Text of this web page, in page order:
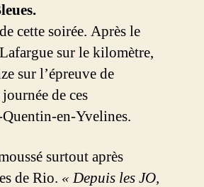
cette soirée. Après le
sur le kilomètre,
sur l’épreuve de
de ces
en-Yvelines.
surtout après
de Rio. « Depuis les JO,